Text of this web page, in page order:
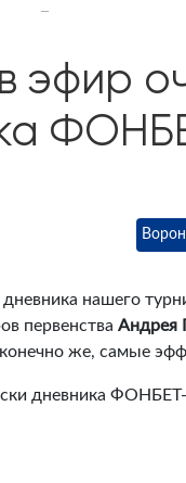
эфир
нашего
первенства Андрея
же, самые
дневника ФОНБЕТ-